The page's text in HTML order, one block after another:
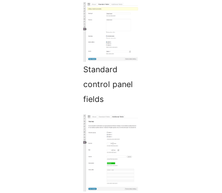
Standard
control panel
fields